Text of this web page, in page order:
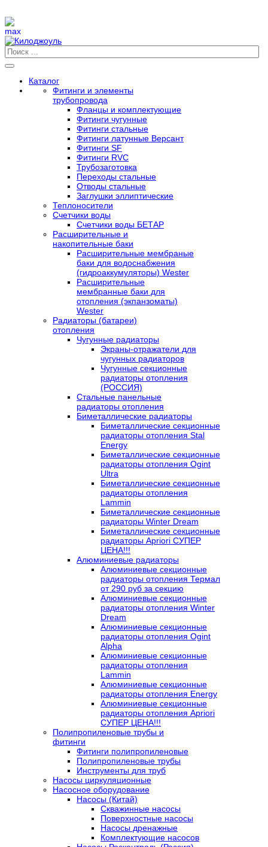
Каталог
Фитинги и элементы
трубопровода
Фланцы и комплектующие
Фитинги чугунные
Фитинги стальные
Фитинги латунные Версант
Фитинги SF
Фитинги RVC
Трубозаготовка
Переходы стальные
Отводы стальные
Заглушки эллиптические
Теплоносители
Счетчики воды
Счетчики воды БЕТАР
Расширительные и
накопительные баки
Расширительные мембраные
баки для водоснабжения
(гидроаккумуляторы) Wester
Расширительные
мембранные баки для
отопления (экпанзоматы)
Wester
Радиаторы (батареи)
отопления
Чугунные радиаторы
Экраны-отражатели для
чугунных радиаторов
Чугунные секционные
радиаторы отопления
(РОССИЯ)
Стальные панельные
радиаторы отопления
Биметаллические радиаторы
Биметаллические секционные
радиаторы отопления Stal
Energy
Биметаллические секционные
радиаторы отопления Ogint
Ultra
Биметаллические секционные
радиаторы отопления
Lammin
Биметаллические секционные
радиаторы Winter Dream
Биметаллические секционные
радиаторы Apriori СУПЕР
ЦЕНА!!!
Алюминиевые радиаторы
Алюминиевые секционные
радиаторы отопления Термал
от 290 руб за секцию
Алюминиевые секционные
радиаторы отопления Winter
Dream
Алюминиевые секционные
радиаторы отопления Ogint
Alpha
Алюминиевые секционные
радиаторы отопления
Lammin
Алюминиевые секционные
радиаторы отопления Energy
Алюминиевые секционные
радиаторы отопления Apriori
СУПЕР ЦЕНА!!!
Полипропиленовые трубы и
фитинги
Фитинги полипропиленовые
Полипропиленовые трубы
Инструменты для труб
Насосы циркуляционные
Насосное оборудование
Насосы (Китай)
Скважинные насосы
Поверхностные насосы
Насосы дренажные
Комплектующие насосов